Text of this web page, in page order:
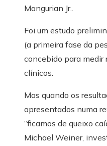
Mangurian Jr..
Foi um estudo
(a primeira fase da
concebido para medir
clínicos.
Mas quando os
apresentados numa
“ficamos de queixo
Michael Weiner,